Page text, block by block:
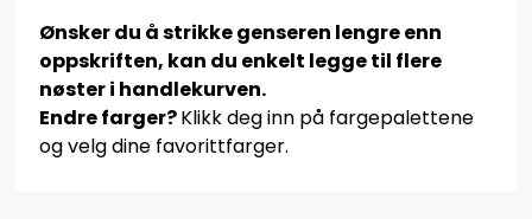
Ønsker du å strikke genseren lengre enn
oppskriften, kan du enkelt legge til flere
nøster i handlekurven.
Endre farger?Klikk deg inn på fargepalettene
og velg dine favorittfarger.